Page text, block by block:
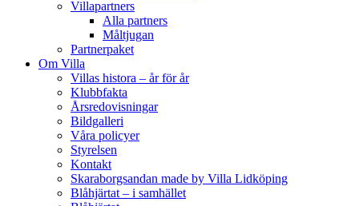
Villapartners
Alla partners
Måltjugan
Partnerpaket
Om Villa
Villas histora – år för år
Klubbfakta
Årsredovisningar
Bildgalleri
Våra policyer
Styrelsen
Kontakt
Skaraborgsandan made by Villa Lidköping
Blåhjärtat – i samhället